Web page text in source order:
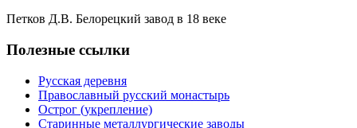
Петков Д.В. Белорецкий завод в 18 веке
Полезные ссылки
Русская деревня
Православный русский монастырь
Острог (укрепление)
Старинные металлургические заводы